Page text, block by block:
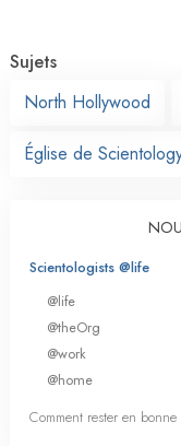
Sujets
North Hollywood
Église de
Scientologists @life
@life
@theOrg
@work
@home
Comment rester en bonne